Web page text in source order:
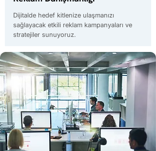
Dijitalde hedef kitlenize ulaşmanızı
sağlayacak etkili reklam kampanyaları ve
stratejiler sunuyoruz.